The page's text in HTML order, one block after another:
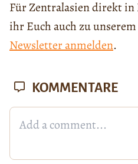
Für Zentralasien direkt
ihr Euch auch zu unserem
Newsletter anmelden.
KOMMENTARE